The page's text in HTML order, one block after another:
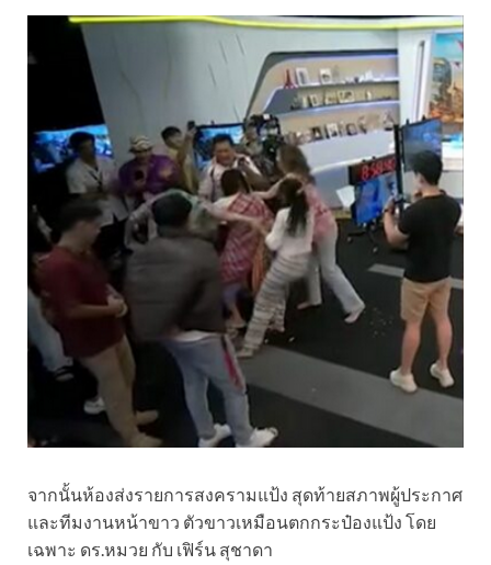
จากนั้นห้องส่งรายการสงครามแป้ง สุดท้ายสภาพผู้ประกาศ
และทีมงานหน้าขาว ตัวขาวเหมือนตกกระป๋องแป้ง โดย
เฉพาะ ดร.หมวย กับ เฟิร์น สุชาดา